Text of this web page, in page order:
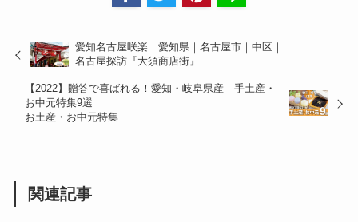
愛知名古屋咲楽｜愛知県｜名古屋市｜中区｜
名古屋探訪『大須商店街』
【2022】贈答で喜ばれる！愛知・岐阜県産 手土産・
お中元特集9選
お土産・お中元特集
関連記事